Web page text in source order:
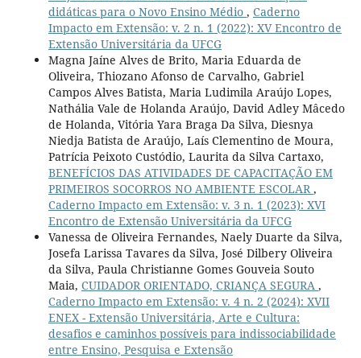
didáticas para o Novo Ensino Médio , Caderno
Impacto em Extensão: v. 2 n. 1 (2022): XV Encontro de
Extensão Universitária da UFCG
Magna Jaíne Alves de Brito, Maria Eduarda de
Oliveira, Thiozano Afonso de Carvalho, Gabriel
Campos Alves Batista, Maria Ludimila Araújo Lopes,
Nathália Vale de Holanda Araújo, David Adley Mâcedo
de Holanda, Vitória Yara Braga Da Silva, Diesnya
Niedja Batista de Araújo, Laís Clementino de Moura,
Patrícia Peixoto Custódio, Laurita da Silva Cartaxo,
BENEFÍCIOS DAS ATIVIDADES DE CAPACITAÇÃO EM
PRIMEIROS SOCORROS NO AMBIENTE ESCOLAR ,
Caderno Impacto em Extensão: v. 3 n. 1 (2023): XVI
Encontro de Extensão Universitária da UFCG
Vanessa de Oliveira Fernandes, Naely Duarte da Silva,
Josefa Larissa Tavares da Silva, José Dilbery Oliveira
da Silva, Paula Christianne Gomes Gouveia Souto
Maia, CUIDADOR ORIENTADO, CRIANÇA SEGURA ,
Caderno Impacto em Extensão: v. 4 n. 2 (2024): XVII
ENEX - Extensão Universitária, Arte e Cultura:
desafios e caminhos possíveis para indissociabilidade
entre Ensino, Pesquisa e Extensão